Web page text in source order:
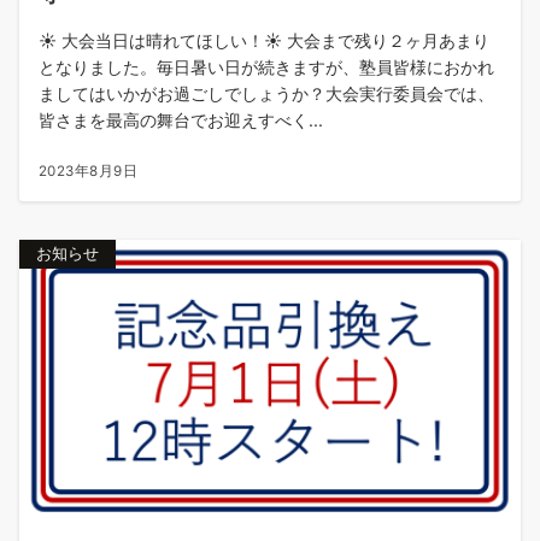
☀️ 大会当日は晴れてほしい！☀️ 大会まで残り２ヶ月あまり
となりました。毎日暑い日が続きますが、塾員皆様におかれ
ましてはいかがお過ごしでしょうか？大会実行委員会では、
皆さまを最高の舞台でお迎えすべく...
2023年8月9日
お知らせ